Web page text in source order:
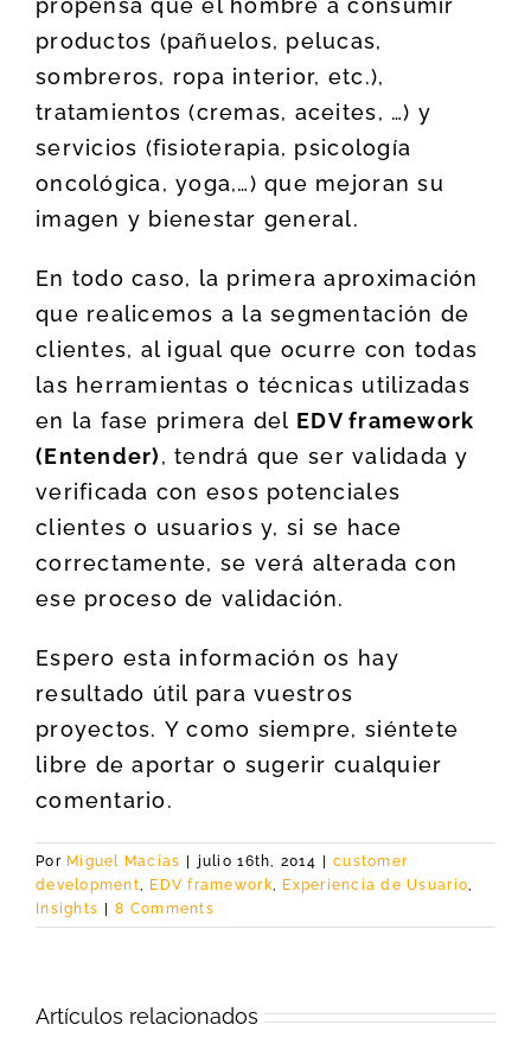
propensa que el hombre a consumir
productos (pañuelos, pelucas,
sombreros, ropa interior, etc.),
tratamientos (cremas, aceites, …) y
servicios (fisioterapia, psicología
oncológica, yoga,…) que mejoran su
imagen y bienestar general.
En todo caso, la primera aproximación
que realicemos a la segmentación de
clientes, al igual que ocurre con todas
las herramientas o técnicas utilizadas
en la fase primera del EDV framework
(Entender), tendrá que ser validada y
verificada con esos potenciales
clientes o usuarios y, si se hace
correctamente, se verá alterada con
ese proceso de validación.
Espero esta información os hay
resultado útil para vuestros
proyectos. Y como siempre, siéntete
libre de aportar o sugerir cualquier
comentario.
Por Miguel Macías julio 16th, 2014
customer
development, EDV framework, Experiencia de Usuario,
Insights
8 Comments
Artículos relacionados